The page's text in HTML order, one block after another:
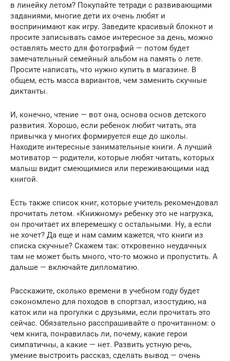
в линейку летом? Покупайте тетради с развивающими
заданиями, многие дети их очень любят и
воспринимают как игру. Заведите красивый блокнот и
просите записывать самое интересное за день, можно
оставлять место для фотографий — потом будет
замечательный семейный альбом на память о лете.
Просите написать, что нужно купить в магазине. В
общем, есть масса вариантов, чем заменить скучные
диктанты.
И, конечно, чтение — вот она, основа основ детского
развития. Хорошо, если ребенок любит читать, эта
привычка у многих формируется еще до школы.
Находите интересные занимательные книги. А лучший
мотиватор — родители, которые любят читать, которых
малыш видит смеющимися или переживающими над
книгой.
Есть также список книг, которые учитель рекомендовал
прочитать летом. «Книжному» ребенку это не нагрузка,
он прочитает их вперемешку с остальными. Ну, а если
не хочет? Да еще и нам самим кажется, что книги из
списка скучные? Скажем так: откровенно неудачных
там не может быть много, что-то можно и пропустить. А
дальше — включайте дипломатию.
Расскажите, сколько времени в учебном году будет
сэкономлено для походов в спортзал, изостудию, на
каток или на прогулки с друзьями, если прочитать это
сейчас. Обязательно расспрашивайте о прочитанном: о
чем книга, понравилась ли, почему, какие герои
симпатичны, а какие — нет. Развить устную речь,
умение выстроить рассказ, сделать вывод — очень